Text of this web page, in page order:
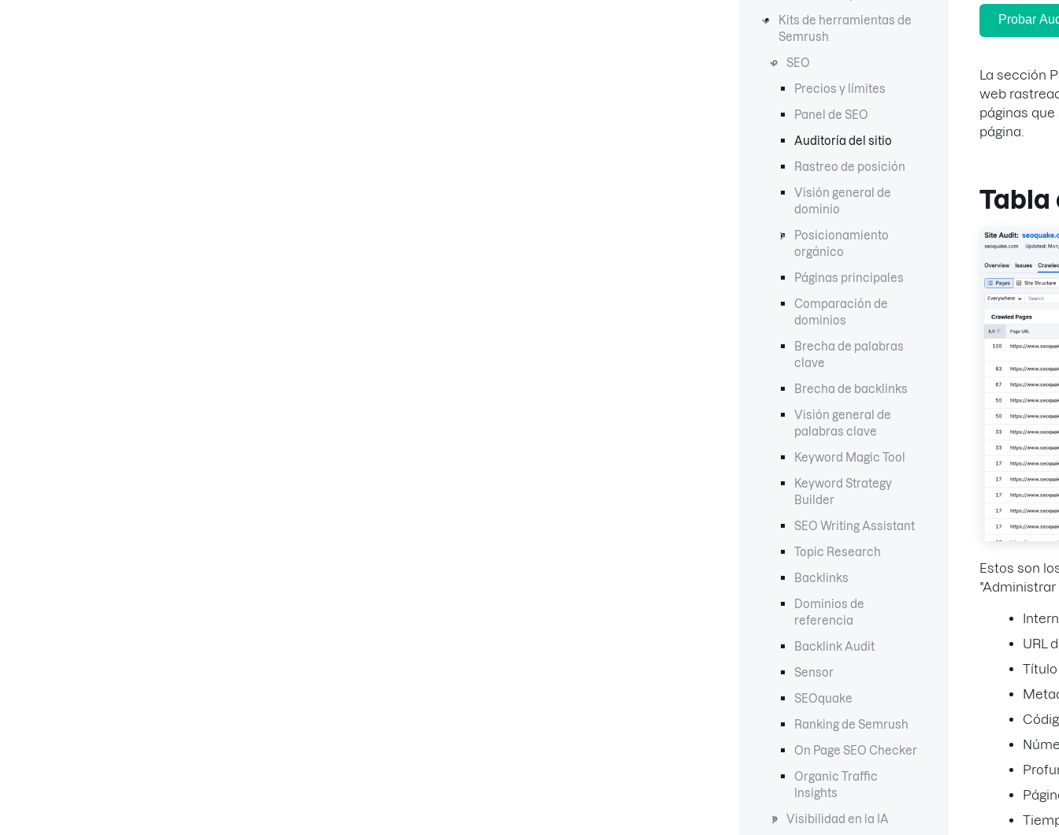
Kits de herramientas de
Semrush
SEO
Precios y límites
Panel de SEO
Auditoría del sitio
Rastreo de posición
Visión general de
dominio
Posicionamiento
orgánico
Páginas principales
Comparación de
dominios
Brecha de palabras
clave
Brecha de backlinks
Visión general de
palabras clave
Keyword Magic Tool
Keyword Strategy
Builder
SEO Writing Assistant
Topic Research
Backlinks
Dominios de
referencia
Backlink Audit
Sensor
SEOquake
Ranking de Semrush
On Page SEO Checker
Organic Traffic
Insights
Visibilidad en la IA
Probar
La sección
web
páginas
página.
Tabla
Estos son
URL